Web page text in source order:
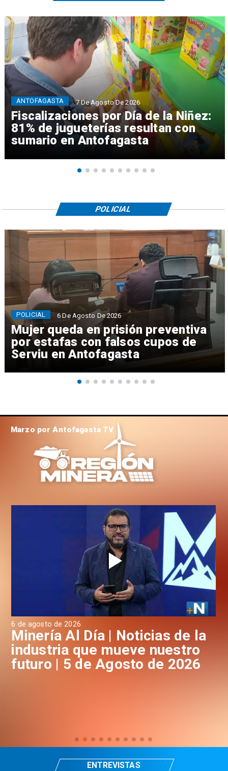
Fiscalizaciones por Día de la Niñez:
81% de jugueterías resultan con
sumario en Antofagasta
ANTOFAGASTA 7 De Agosto De 2026
Mujer queda en prisión preventiva
por estafas con falsos cupos de
Serviu en Antofagasta
POLICIAL 6 De Agosto De 2026
POLICIAL
6 de agosto de 2026
Minería Al Día | Noticias de la
industria que mueve nuestro
futuro | 5 de Agosto de 2026
Marzo por Antofagasta TV
ENTREVISTAS